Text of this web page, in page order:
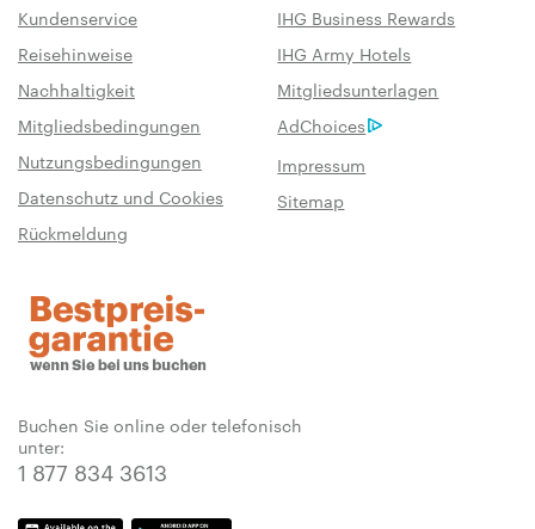
Kundenservice
IHG Business Rewards
Reisehinweise
IHG Army Hotels
Nachhaltigkeit
Mitgliedsunterlagen
Mitgliedsbedingungen
AdChoices
Nutzungsbedingungen
Impressum
Datenschutz und Cookies
Sitemap
Rückmeldung
Buchen Sie online oder telefonisch
unter:
1 877 834 3613